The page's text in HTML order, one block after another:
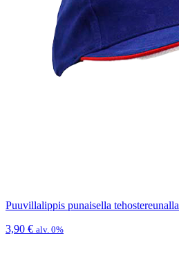
Puuvillalippis punaisella tehostereunalla
3,90 € alv. 0%